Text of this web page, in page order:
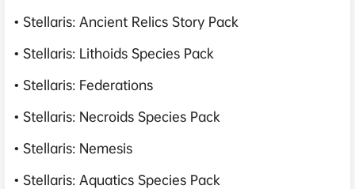
• Stellaris: Ancient Relics Story Pack
• Stellaris: Lithoids Species Pack
• Stellaris: Federations
• Stellaris: Necroids Species Pack
• Stellaris: Nemesis
• Stellaris: Aquatics Species Pack